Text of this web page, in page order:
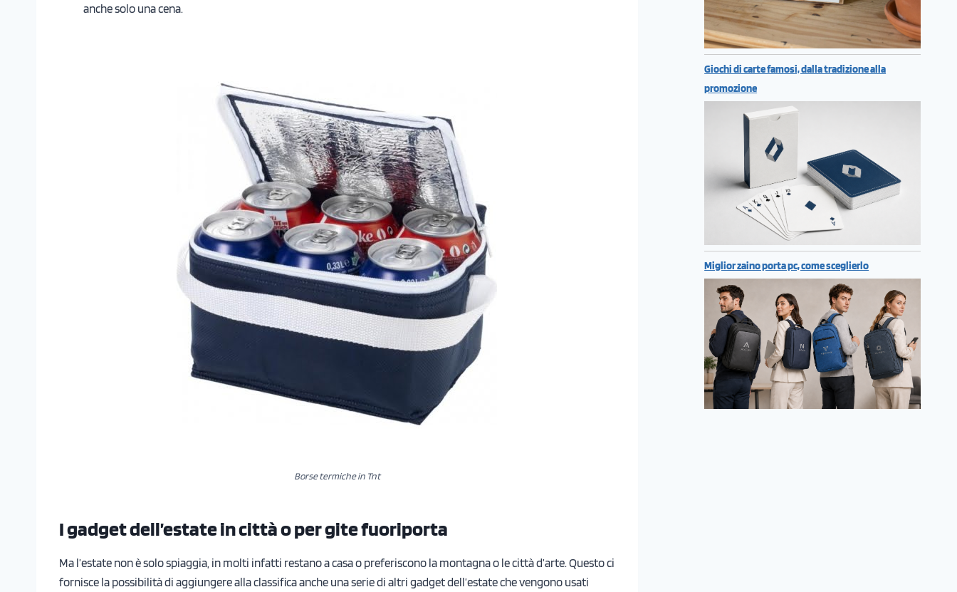
anche solo una cena.
Borse termiche in Tnt
I gadget dell’estate in città o per gite fuoriporta
Ma l’estate non è solo spiaggia, in molti infatti restano a casa o preferiscono la montagna o le città d’arte. Questo ci
fornisce la possibilità di aggiungere alla classifica anche una serie di altri gadget dell’estate che vengono usati
Giochi di carte famosi, dalla tradizione alla
promozione
Miglior zaino porta pc, come sceglierlo